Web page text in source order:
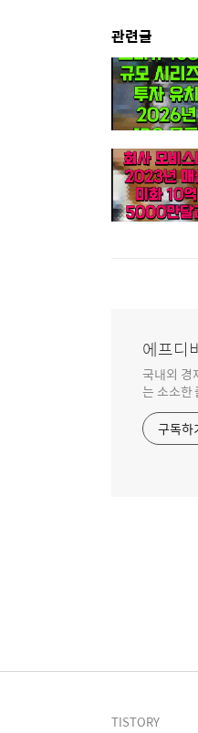
관련글
에프디
국내외 경
는 소소한
구독하
TISTORY